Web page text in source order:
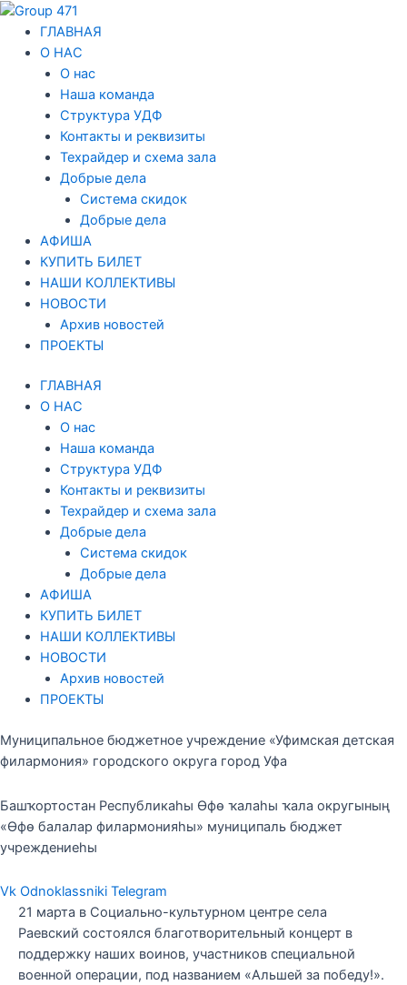
Перейти
содержимому
ГЛАВНАЯ
О НАС
О нас
Наша команда
Структура УДФ
Контакты и реквизиты
Техрайдер и схема зала
Добрые дела
Система скидок
Добрые дела
АФИША
КУПИТЬ БИЛЕТ
НАШИ КОЛЛЕКТИВЫ
НОВОСТИ
Архив новостей
ПРОЕКТЫ
ГЛАВНАЯ
О НАС
О нас
Наша команда
Структура УДФ
Контакты и реквизиты
Техрайдер и схема зала
Добрые дела
Система скидок
Добрые дела
АФИША
КУПИТЬ БИЛЕТ
НАШИ КОЛЛЕКТИВЫ
НОВОСТИ
Архив новостей
ПРОЕКТЫ
Муниципальное бюджетное учреждение «Уфимская детская
филармония» городского округа город Уфа
Башҡортостан Республикаһы Өфө ҡалаһы ҡала округының
«Өфө балалар филармонияһы» муниципаль бюджет
учреждениеһы
Vk Odnoklassniki Telegram
21 марта в Социально-культурном центре села
Раевский состоялся благотворительный концерт в
поддержку наших воинов, участников специальной
военной операции, под названием «Альшей за победу!».
Навигация
по
записям